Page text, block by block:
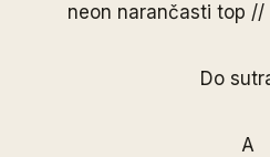
neon narančasti top //
Do
A